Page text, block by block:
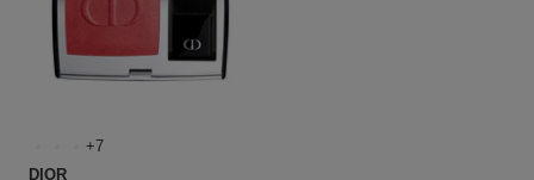
7
DIOR